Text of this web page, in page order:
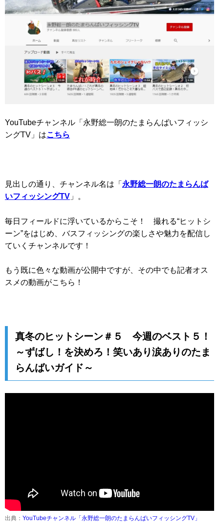
YouTubeチャンネル「永野総一朗のたまらんばいフィッシ
ングTV」はこちら
見出しの通り、チャンネル名は「 永野総一朗のたまらんば
いフィッシングTV 」。
毎日フィールドに浮いているからこそ！ 撮れる“ヒットシ
ーン”をはじめ、バスフィッシングの楽しさや魅力を配信し
ていくチャンネルです！
もう既に色々な動画が公開中ですが、その中でも記者オス
スメの動画がこちら！
真冬のヒットシーン＃５ 今週のベスト５！
～ずばし！を決めろ！笑いあり涙ありのたま
らんばいガイド～
出典： YouTubeチャンネル「永野総一朗のたまらんばいフィッシングTV」